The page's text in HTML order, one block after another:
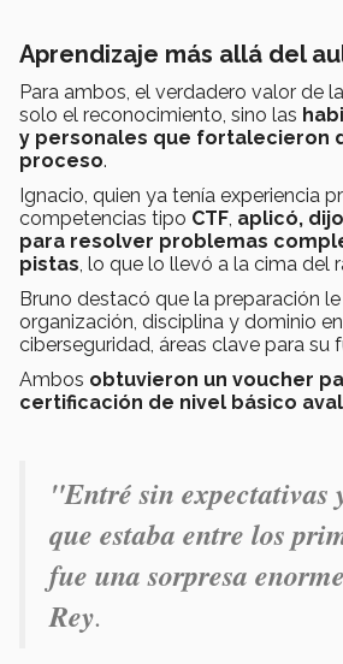
Aprendizaje más allá del
Para ambos, el verdadero valor de
solo el reconocimiento, sino las
y personales que fortalecieron
proceso.
Ignacio, quien ya tenía experiencia
competencias tipo CTF, aplicó,
para resolver problemas
pistas, lo que lo llevó a la cima del
Bruno destacó que la preparación
organización, disciplina y dominio
ciberseguridad, áreas clave para su
Ambos obtuvieron un voucher
certificación de nivel básico
"Entré sin expectativas
que estaba entre los
fue una sorpresa
Rey.